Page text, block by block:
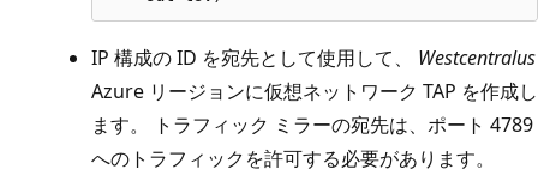
IP 構成の ID を宛先として使用して、 Westcentralus
Azure リージョンに仮想ネットワーク TAP を作成し
ます。 トラフィック ミラーの宛先は、ポート 4789
へのトラフィックを許可する必要があります。